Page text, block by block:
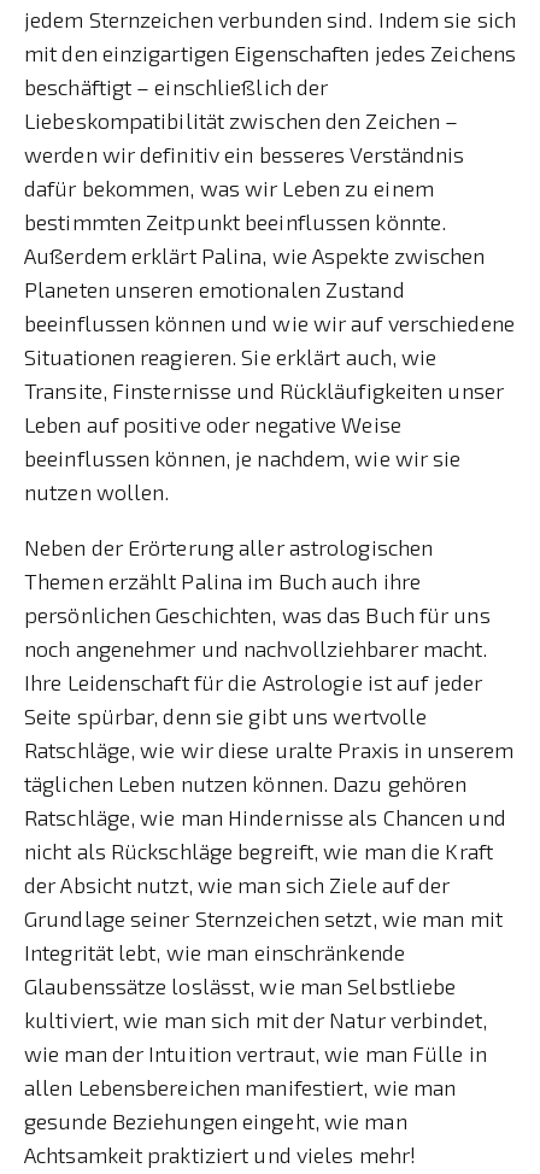
jedem Sternzeichen verbunden sind. Indem sie sich
mit den einzigartigen Eigenschaften jedes Zeichens
beschäftigt – einschließlich der
Liebeskompatibilität zwischen den Zeichen –
werden wir definitiv ein besseres Verständnis
dafür bekommen, was wir Leben zu einem
bestimmten Zeitpunkt beeinflussen könnte.
Außerdem erklärt Palina, wie Aspekte zwischen
Planeten unseren emotionalen Zustand
beeinflussen können und wie wir auf verschiedene
Situationen reagieren. Sie erklärt auch, wie
Transite, Finsternisse und Rückläufigkeiten unser
Leben auf positive oder negative Weise
beeinflussen können, je nachdem, wie wir sie
nutzen wollen.
Neben der Erörterung aller astrologischen
Themen erzählt Palina im Buch auch ihre
persönlichen Geschichten, was das Buch für uns
noch angenehmer und nachvollziehbarer macht.
Ihre Leidenschaft für die Astrologie ist auf jeder
Seite spürbar, denn sie gibt uns wertvolle
Ratschläge, wie wir diese uralte Praxis in unserem
täglichen Leben nutzen können. Dazu gehören
Ratschläge, wie man Hindernisse als Chancen und
nicht als Rückschläge begreift, wie man die Kraft
der Absicht nutzt, wie man sich Ziele auf der
Grundlage seiner Sternzeichen setzt, wie man mit
Integrität lebt, wie man einschränkende
Glaubenssätze loslässt, wie man Selbstliebe
kultiviert, wie man sich mit der Natur verbindet,
wie man der Intuition vertraut, wie man Fülle in
allen Lebensbereichen manifestiert, wie man
gesunde Beziehungen eingeht, wie man
Achtsamkeit praktiziert und vieles mehr!